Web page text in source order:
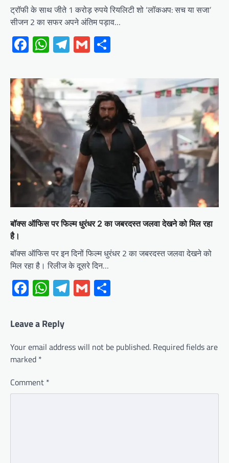
ट्रॉफी के साथ जीते 1 करोड़ रुपये रियलिटी शो ‘लॉकअप: सच या सजा’
सीजन 2 का सफर अपने अंतिम पड़ाव…
Facebook
WhatsApp
Telegram
Gmail
बॉक्स ऑफिस पर फिल्म धुरंधर 2 का जबरदस्त जलवा देखने को मिल रहा
है।
बॉक्स ऑफिस पर इन दिनों फिल्म धुरंधर 2 का जबरदस्त जलवा देखने को
मिल रहा है। रिलीज के दूसरे दिन…
Facebook
WhatsApp
Telegram
Gmail
Leave a Reply
Your email address will not be published. Required fields are
marked *
Comment *